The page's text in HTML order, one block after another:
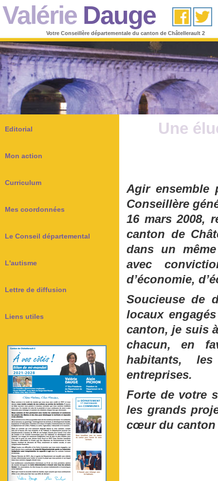
Valérie Dauge
Votre Conseillère départementale du canton de Châtellerault 2
Editorial
Mon action
Curriculum
Mes coordonnées
Le Conseil départemental
L'autisme
Lettre de diffusion
Liens utiles
Une
Agir ensemble
Conseillère
16 mars 2008,
canton de
dans un
avec
d’économie,
Soucieuse de
locaux
canton, je suis
chacun, en
habitants,
entreprises.
Forte de votre
les grands
cœur du canton